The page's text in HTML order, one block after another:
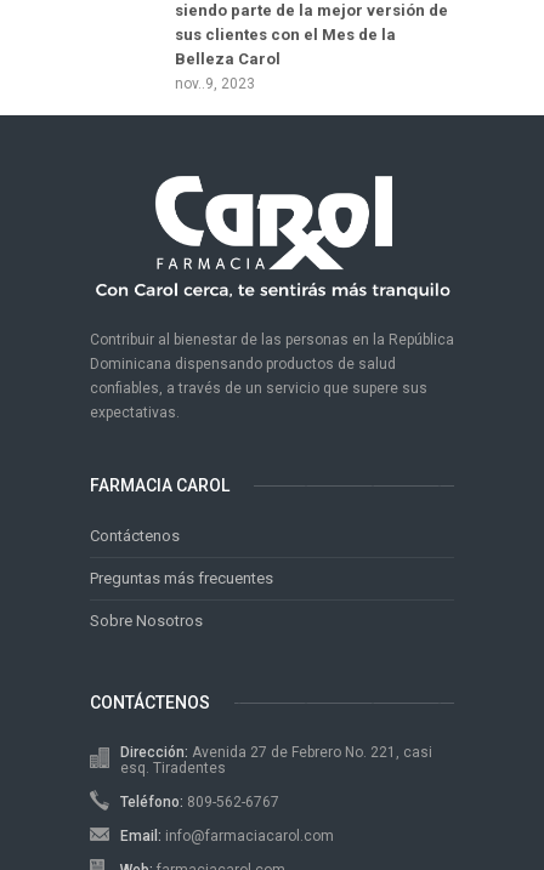
siendo parte de la mejor versión de
sus clientes con el Mes de la
Belleza Carol
nov..9, 2023
Contribuir al bienestar de las personas en la República
Dominicana dispensando productos de salud
confiables, a través de un servicio que supere sus
expectativas.
FARMACIA CAROL
Contáctenos
Preguntas más frecuentes
Sobre Nosotros
CONTÁCTENOS
Dirección: Avenida 27 de Febrero No. 221, casi
esq. Tiradentes
Teléfono: 809-562-6767
Email: info@farmaciacarol.com